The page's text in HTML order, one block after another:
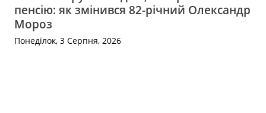
пенсію: як змінився 82-річний Олександр
Мороз
Понеділок, 3 Серпня, 2026